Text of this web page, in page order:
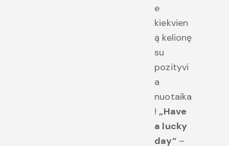
e
kiekvien
ą kelionę
su
pozityvi
a
nuotaika
!„Have
a lucky
day“–